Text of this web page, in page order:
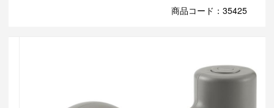
商品コード：35425